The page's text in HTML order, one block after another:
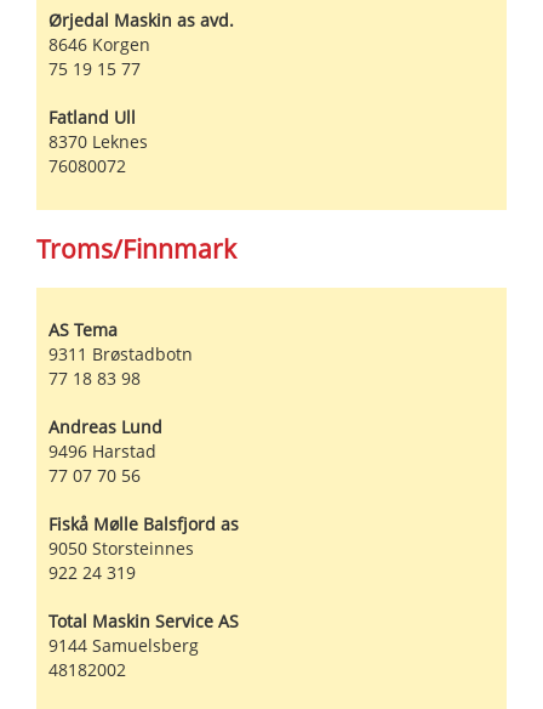
Ørjedal Maskin as avd.
8646 Korgen
75 19 15 77
Fatland Ull
8370 Leknes
76080072
Troms/Finnmark
AS Tema
9311 Brøstadbotn
77 18 83 98
Andreas Lund
9496 Harstad
77 07 70 56
Fiskå Mølle Balsfjord as
9050 Storsteinnes
922 24 319
Total Maskin Service AS
9144 Samuelsberg
48182002